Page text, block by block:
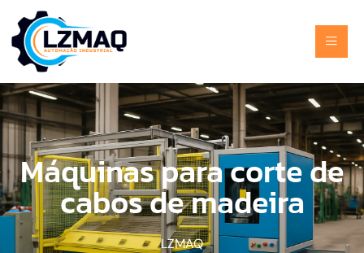
Máquinas para corte de
cabos de madeira
LZMAQ